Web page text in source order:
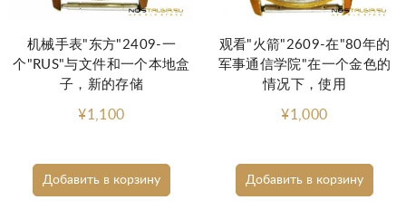
Добавить в корзину
机械手表"东方"2409-一
个"RUS"与文件和一个本地盒
子，新的存储
¥1,100
Добавить в корзину
观看"火箭"2609-在"80年的
军事通信学院"在一个金色的
情况下，使用
¥1,000